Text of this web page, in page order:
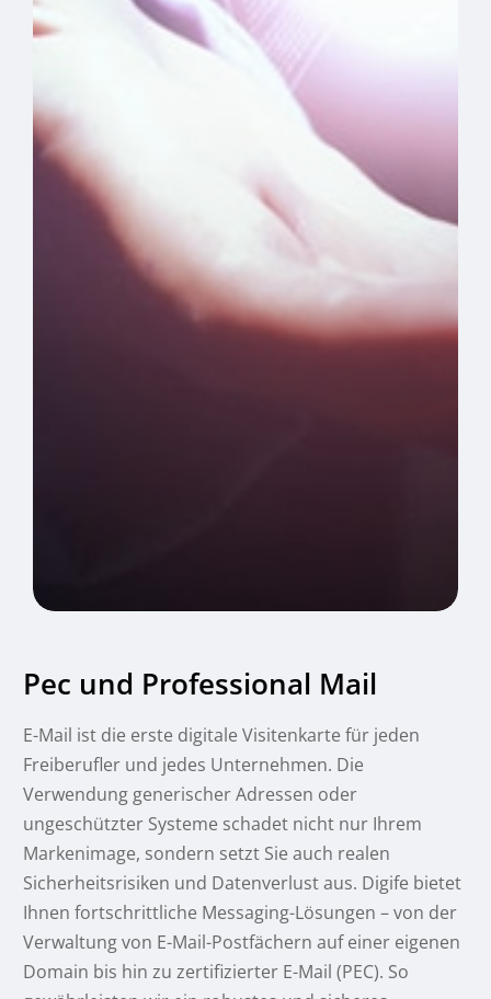
Pec und Professional Mail
E-Mail ist die erste digitale Visitenkarte für jeden
Freiberufler und jedes Unternehmen. Die
Verwendung generischer Adressen oder
ungeschützter Systeme schadet nicht nur Ihrem
Markenimage, sondern setzt Sie auch realen
Sicherheitsrisiken und Datenverlust aus. Digife bietet
Ihnen fortschrittliche Messaging-Lösungen – von der
Verwaltung von E-Mail-Postfächern auf einer eigenen
Domain bis hin zu zertifizierter E-Mail (PEC). So